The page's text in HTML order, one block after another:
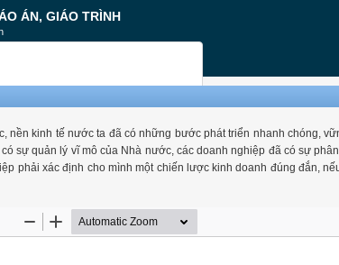
ÁN, GIÁO TRÌNH
kinh tế nước ta đã có những bước phát triển nhanh chóng,
sự quản lý vĩ mô của Nhà nước, các doanh nghiệp đã có sự
phải xác định cho mình một chiến lược kinh doanh đúng đắn,